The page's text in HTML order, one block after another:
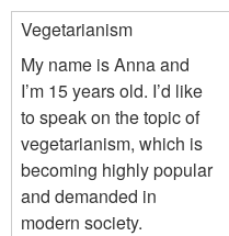
Vegetarianism
My name is Anna and
I’m 15 years old. I’d like
to speak on the topic of
vegetarianism, which is
becoming highly popular
and demanded in
modern society.